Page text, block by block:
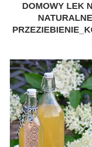
DOMOWY LEK